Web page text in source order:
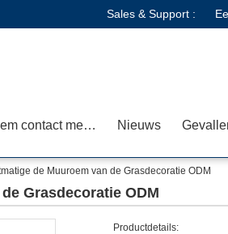
Sales & Support :
Neem contact met ons op Nieuws
de Muuroem van de Grasdecoratie ODM
Grasdecoratie ODM
Productdetails: